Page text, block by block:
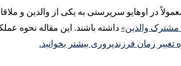
در اوهایو سرپرستی به یکی از والدین و
مشترک والدین» داشته باشند. این مقاله نحوه
تغییر زمان فرزندپروری بیشتر بخوانید.